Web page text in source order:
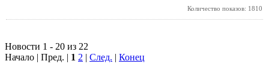
Количество показов: 1810
Новости 1 - 20 из 22
Начало | Пред. | 1 2 | След. | Конец